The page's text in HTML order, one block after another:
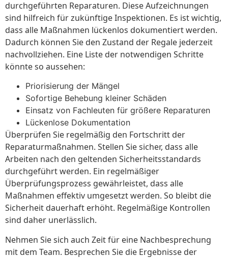
durchgeführten Reparaturen. Diese Aufzeichnungen
sind hilfreich für zukünftige Inspektionen. Es ist wichtig,
dass alle Maßnahmen lückenlos dokumentiert werden.
Dadurch können Sie den Zustand der Regale jederzeit
nachvollziehen. Eine Liste der notwendigen Schritte
könnte so aussehen:
Priorisierung der Mängel
Sofortige Behebung kleiner Schäden
Einsatz von Fachleuten für größere Reparaturen
Lückenlose Dokumentation
Überprüfen Sie regelmäßig den Fortschritt der
Reparaturmaßnahmen. Stellen Sie sicher, dass alle
Arbeiten nach den geltenden Sicherheitsstandards
durchgeführt werden. Ein regelmäßiger
Überprüfungsprozess gewährleistet, dass alle
Maßnahmen effektiv umgesetzt werden. So bleibt die
Sicherheit dauerhaft erhöht. Regelmäßige Kontrollen
sind daher unerlässlich.
Nehmen Sie sich auch Zeit für eine Nachbesprechung
mit dem Team. Besprechen Sie die Ergebnisse der